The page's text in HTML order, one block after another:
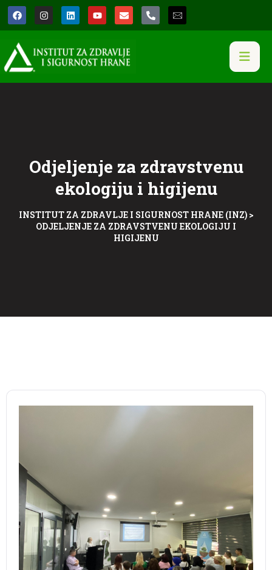
​Odjeljenje za zdravstvenu
ekologiju i higijenu
INSTITUT ZA ZDRAVLJE I SIGURNOST HRANE (INZ)>
​ODJELJENJE ZA ZDRAVSTVENU EKOLOGIJU I
HIGIJENU